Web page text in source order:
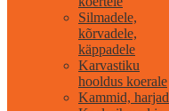
Silmadele,
kõrvadele,
käppadele
Karvastiku
hooldus koerale
Kammid, harjad